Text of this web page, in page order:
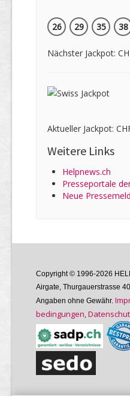
26
29 35 38
Nächster Jackpot:
Aktueller Jackpot:
Weitere Links
Helpnews.ch
Presseportale
Neue
Copyright © 1996-2026
Airgate, Thurgauer­strasse
Angaben ohne Gewähr.
bedin­gungen,